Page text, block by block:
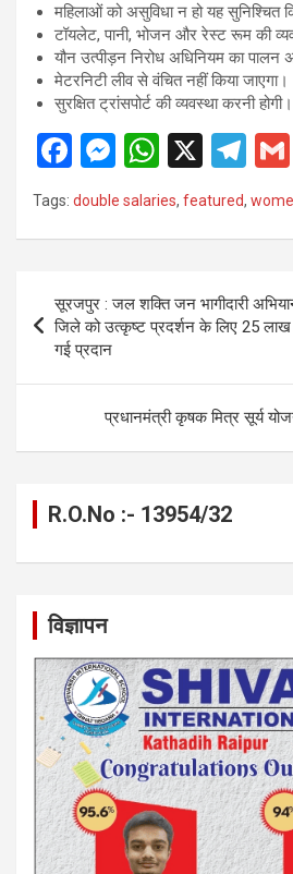
महिलाओं को असुविधा न हो यह सुनिश्चित
टॉयलेट, पानी, भोजन और रेस्ट रूम की
यौन उत्पीड़न निरोध अधिनियम का पालन
मेटरनिटी लीव से वंचित नहीं किया जाएगा।
सुरक्षित ट्रांसपोर्ट की व्यवस्था करनी होगी।
F
a
ce
o
o
k
M
es
se
g
er
W
at
A
p
X
T
e
a
m
Tags: double salaries, featured,
navigation
सूरजपुर : जल शक्ति जन भागीदारी
जिले को उत्कृष्ट प्रदर्शन के लिए 25 लाख
गई प्रदान
प्रधानमंत्री कृषक मित्र सूर्य
R.O.No :- 13954/32
विज्ञापन